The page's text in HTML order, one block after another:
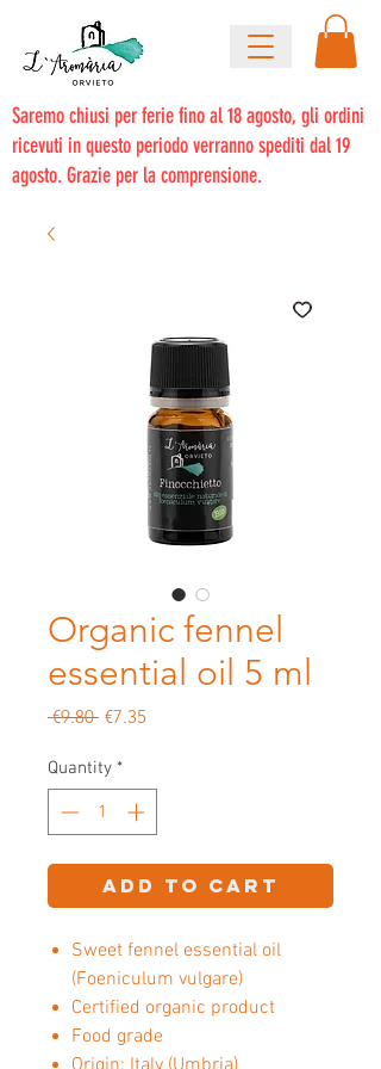
Saremo chiusi per ferie fino al 18 agosto, gli ordini
ricevuti in questo periodo verranno spediti dal 19
agosto. Grazie per la comprensione.
Organic fennel
essential oil 5 ml
€9.80 Regular
€7.35Sale
Quantity *
Add to Cart
Sweet fennel essential oil
(Foeniculum vulgare)
Certified organic product
Food grade